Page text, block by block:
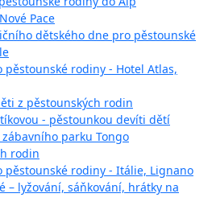
Pace
dětského dne pro pěstounské
pěstounské rodiny - Hotel Atlas,
z pěstounských rodin
- pěstounkou devíti dětí
parku Tongo
rodin
pěstounské rodiny - Itálie, Lignano
– lyžování, sáňkování, hrátky na